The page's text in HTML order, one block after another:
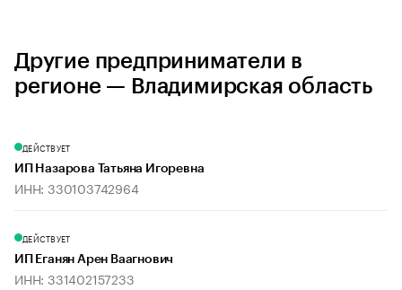
Другие предприниматели в
регионе — Владимирская область
ДЕЙСТВУЕТ
ИП Назарова Татьяна Игоревна
ИНН: 330103742964
ДЕЙСТВУЕТ
ИП Еганян Арен Ваагнович
ИНН: 331402157233